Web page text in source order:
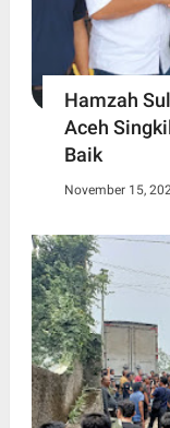
Hamzah
Aceh
Baik
November 15,